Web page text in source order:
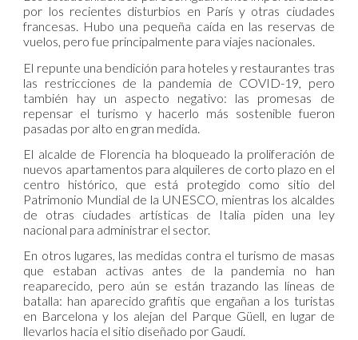
por los recientes disturbios en París y otras ciudades
francesas. Hubo una pequeña caída en las reservas de
vuelos, pero fue principalmente para viajes nacionales.
El repunte una bendición para hoteles y restaurantes tras
las restricciones de la pandemia de COVID-19, pero
también hay un aspecto negativo: las promesas de
repensar el turismo y hacerlo más sostenible fueron
pasadas por alto en gran medida.
El alcalde de Florencia ha bloqueado la proliferación de
nuevos apartamentos para alquileres de corto plazo en el
centro histórico, que está protegido como sitio del
Patrimonio Mundial de la UNESCO, mientras los alcaldes
de otras ciudades artísticas de Italia piden una ley
nacional para administrar el sector.
En otros lugares, las medidas contra el turismo de masas
que estaban activas antes de la pandemia no han
reaparecido, pero aún se están trazando las líneas de
batalla: han aparecido grafitis que engañan a los turistas
en Barcelona y los alejan del Parque Güell, en lugar de
llevarlos hacia el sitio diseñado por Gaudí.